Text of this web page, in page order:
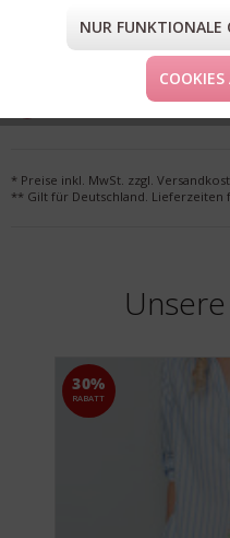
FORM & GRÖSSE
LIEFERUNG &
* Preise inkl. MwSt. zzgl.
** Gilt für Deutschland. Lieferzeiten
30%
RABATT
NUR FUNKTIONALE